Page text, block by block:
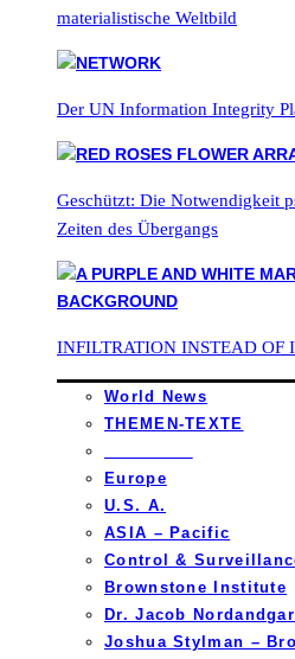
materialistische Weltbild
Der UN Information Integrity
Geschützt: Die Notwendigkeit
Zeiten des Übergangs
INFILTRATION INSTEAD OF
World News
THEMEN-TEXTE
Europe
U.S. A.
ASIA – Pacific
Control &
Brownstone Institute
Dr. Jacob
Joshua Stylman –